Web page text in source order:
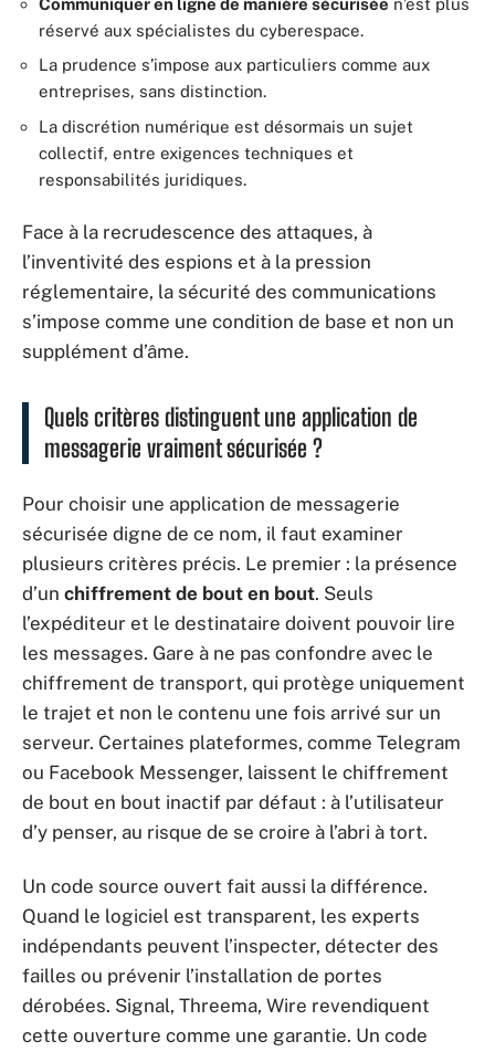
réservé aux spécialistes du cyberespace.
La prudence s’impose aux particuliers comme aux
entreprises, sans distinction.
La discrétion numérique est désormais un sujet
collectif, entre exigences techniques et
responsabilités juridiques.
Face à la recrudescence des attaques, à
l’inventivité des espions et à la pression
réglementaire, la sécurité des communications
s’impose comme une condition de base et non un
supplément d’âme.
Quels critères distinguent une application de
messagerie vraiment sécurisée ?
Pour choisir une application de messagerie
sécurisée digne de ce nom, il faut examiner
plusieurs critères précis. Le premier : la présence
d’un chiffrement de bout en bout. Seuls
l’expéditeur et le destinataire doivent pouvoir lire
les messages. Gare à ne pas confondre avec le
chiffrement de transport, qui protège uniquement
le trajet et non le contenu une fois arrivé sur un
serveur. Certaines plateformes, comme Telegram
ou Facebook Messenger, laissent le chiffrement
de bout en bout inactif par défaut : à l’utilisateur
d’y penser, au risque de se croire à l’abri à tort.
Un code source ouvert fait aussi la différence.
Quand le logiciel est transparent, les experts
indépendants peuvent l’inspecter, détecter des
failles ou prévenir l’installation de portes
dérobées. Signal, Threema, Wire revendiquent
cette ouverture comme une garantie. Un code